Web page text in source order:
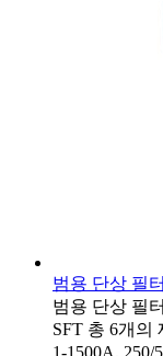
범용 단상 필
범용 단상 필터
SFT 총 6개의
1-1500A,